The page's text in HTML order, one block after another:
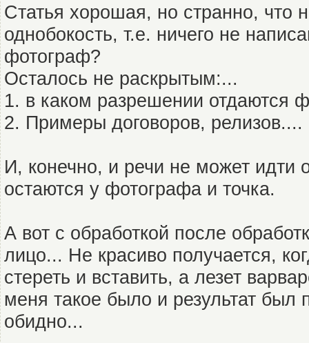
Статья хорошая, но странно, что
однобокость, т.е. ничего не
фотограф?
Осталось не раскрытым:...
1. в каком разрешении отдаются
2. Примеры договоров, релизов....
И, конечно, и речи не может идти
остаются у фотографа и точка.
А вот с обработкой после
лицо... Не красиво получается,
стереть и вставить, а лезет
меня такое было и результат
обидно...